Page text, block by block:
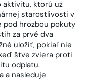
aktivitu, ktorú už
starostlivosti v
pod hrozbou pokuty
za prvé dva
uložiť, pokiaľ nie
štve zviera proti
odplatu.
a nasleduje